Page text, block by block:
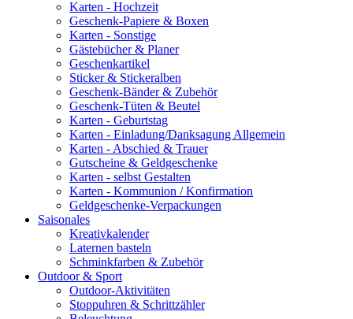
Karten - Hochzeit
Geschenk-Papiere & Boxen
Karten - Sonstige
Gästebücher & Planer
Geschenkartikel
Sticker & Stickeralben
Geschenk-Bänder & Zubehör
Geschenk-Tüten & Beutel
Karten - Geburtstag
Karten - Einladung/Danksagung Allgemein
Karten - Abschied & Trauer
Gutscheine & Geldgeschenke
Karten - selbst Gestalten
Karten - Kommunion / Konfirmation
Geldgeschenke-Verpackungen
Saisonales
Kreativkalender
Laternen basteln
Schminkfarben & Zubehör
Outdoor & Sport
Outdoor-Aktivitäten
Stoppuhren & Schrittzähler